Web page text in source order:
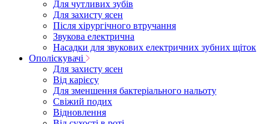
Для чутливих зубів
Для захисту ясен
Після хірургічного втручання
Звукова електрична
Насадки для звукових електричних зубних щіток
Ополіскувачі
Для захисту ясен
Від карієсу
Для зменшення бактеріального нальоту
Свіжий подих
Відновлення